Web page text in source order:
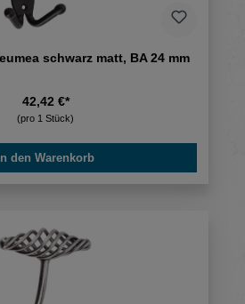
Format Haken Heumea schwarz matt, BA 24 mm
42,42 €*
(pro 1 Stück)
In den Warenkorb